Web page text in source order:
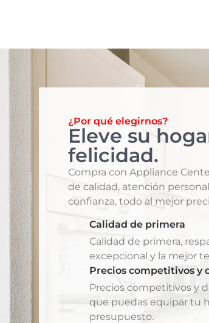
¿Por qué elegirnos?
Eleve su
felicidad.
Compra con Appliance
de calidad, atención
confianza, todo al mejor
Calidad de primera
Calidad de primera,
excepcional y la mejor
Precios competitivos y
Precios competitivos y
que puedas equipar tu
presupuesto.